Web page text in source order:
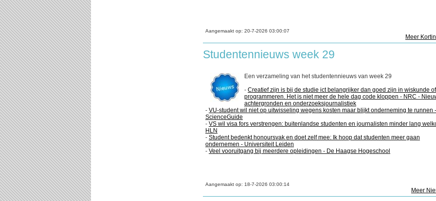
Aangemaakt op: 20-7-2026 03:00:07
Meer
Studentennieuws week 29
Een verzameling van het studentennieuws van week 29
- Creatief zijn is bij de studie ict belangrijker dan goed zijn in wiskunde of
programmeren. Het is niet meer de hele dag code kloppen - NRC -
achtergronden en onderzoeksjournalistiek
- VU-student wil niet op uitwisseling wegens kosten maar blijkt onderneming te runnen -
ScienceGuide
- VS wil visa fors verstrengen: buitenlandse studenten en journalisten minder lang
HLN
- Student bedenkt honoursvak en doet zelf mee: Ik hoop dat studenten meer gaan
ondernemen - Universiteit Leiden
- Veel vooruitgang bij meerdere opleidingen - De Haagse Hogeschool
Aangemaakt op: 18-7-2026 03:00:14
Meer